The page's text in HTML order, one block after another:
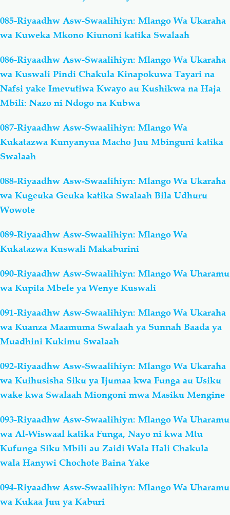
085-Riyaadhw Asw-Swaalihiyn: Mlango Wa Ukaraha
wa Kuweka Mkono Kiunoni katika Swalaah
086-Riyaadhw Asw-Swaalihiyn: Mlango Wa Ukaraha
wa Kuswali Pindi Chakula Kinapokuwa Tayari na
Nafsi yake Imevutiwa Kwayo au Kushikwa na Haja
Mbili: Nazo ni Ndogo na Kubwa
087-Riyaadhw Asw-Swaalihiyn: Mlango Wa
Kukatazwa Kunyanyua Macho Juu Mbinguni katika
Swalaah
088-Riyaadhw Asw-Swaalihiyn: Mlango Wa Ukaraha
wa Kugeuka Geuka katika Swalaah Bila Udhuru
Wowote
089-Riyaadhw Asw-Swaalihiyn: Mlango Wa
Kukatazwa Kuswali Makaburini
090-Riyaadhw Asw-Swaalihiyn: Mlango Wa Uharamu
wa Kupita Mbele ya Wenye Kuswali
091-Riyaadhw Asw-Swaalihiyn: Mlango Wa Ukaraha
wa Kuanza Maamuma Swalaah ya Sunnah Baada ya
Muadhini Kukimu Swalaah
092-Riyaadhw Asw-Swaalihiyn: Mlango Wa Ukaraha
wa Kuihusisha Siku ya Ijumaa kwa Funga au Usiku
wake kwa Swalaah Miongoni mwa Masiku Mengine
093-Riyaadhw Asw-Swaalihiyn: Mlango Wa Uharamu
wa Al-Wiswaal katika Funga, Nayo ni kwa Mtu
Kufunga Siku Mbili au Zaidi Wala Hali Chakula
wala Hanywi Chochote Baina Yake
094-Riyaadhw Asw-Swaalihiyn: Mlango Wa Uharamu
wa Kukaa Juu ya Kaburi